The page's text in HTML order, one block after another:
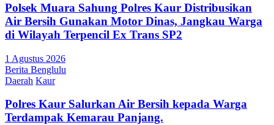
Polsek Muara Sahung Polres Kaur Distribusikan
Air Bersih Gunakan Motor Dinas, Jangkau Warga
di Wilayah Terpencil Ex Trans SP2
1 Agustus 2026
Berita Benglulu
Daerah Kaur
Polres Kaur Salurkan Air Bersih kepada Warga
Terdampak Kemarau Panjang.